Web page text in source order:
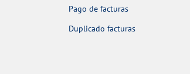
Pago de facturas
Duplicado facturas